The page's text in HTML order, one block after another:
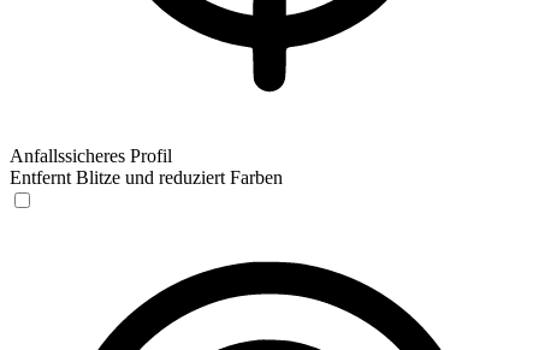
Anfallssicheres Profil
Entfernt Blitze und reduziert Farben